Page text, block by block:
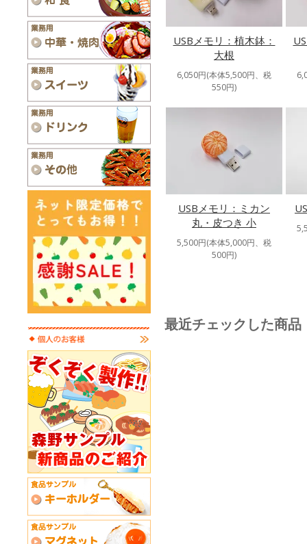
USBメモリ：植木鉢：
大根
6,050円(本体5,500円、税
550円)
USBメモリ：ミカン
丸・皮つき 小
5,500円(本体5,000円、税
500円)
最近チェックした商品